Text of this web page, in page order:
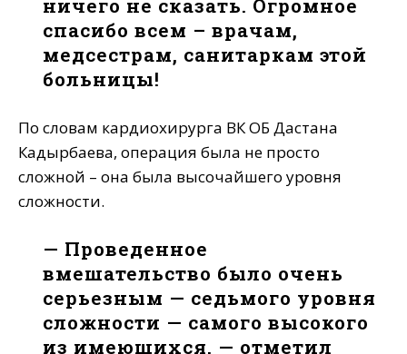
ничего не сказать. Огромное
спасибо всем – врачам,
медсестрам, санитаркам этой
больницы!
По словам кардиохирурга ВК ОБ Дастана
Кадырбаева, операция была не просто
сложной – она была высочайшего уровня
сложности.
— Проведенное
вмешательство было очень
серьезным — седьмого уровня
сложности — самого высокого
из имеющихся, — отметил